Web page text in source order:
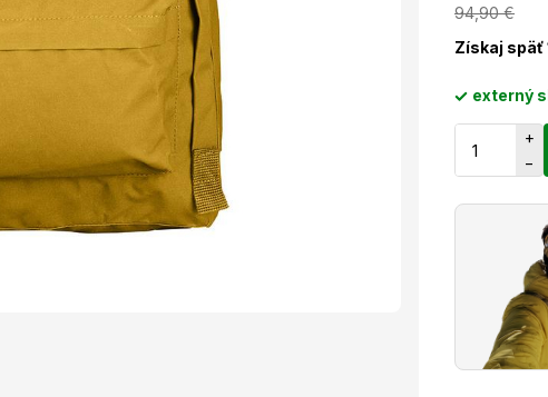
94,90€
Získaj späť
externý
+
−